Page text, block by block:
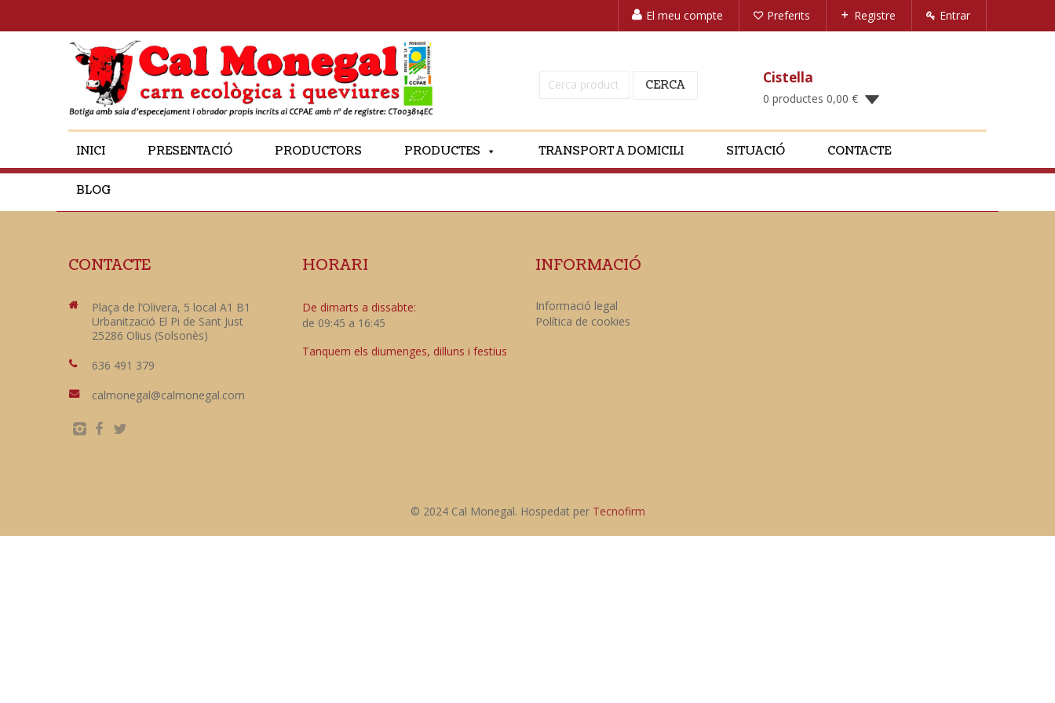
El meu compte Preferits Registre Entrar
Cerca: CERCA Cistella
0 productes 0,00 €
INICI PRESENTACIÓ PRODUCTORS PRODUCTES TRANSPORT A DOMICILI SITUACIÓ CONTACTE
BLOG
CONTACTE
Plaça de l’Olivera, 5 local A1 B1
Urbanització El Pi de Sant Just
25286 Olius (Solsonès)
636 491 379
calmonegal@calmonegal.com
HORARI
De dimarts a dissabte:
de 09:45 a 16:45
Tanquem els diumenges, dilluns i festius
INFORMACIÓ
Informació legal
Política de cookies
© 2024 Cal Monegal. Hospedat per Tecnofirm